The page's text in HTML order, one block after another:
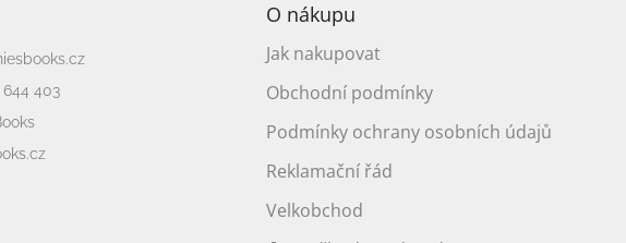
644 403
O nákupu
Jak nakupovat
Obchodní podmínky
Podmínky ochrany osobních údajů
Reklamační řád
Velkobchod